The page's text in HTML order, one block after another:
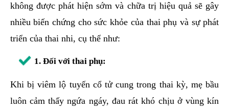
không được phát hiện sớm và chữa trị hiệu quả sẽ gây
nhiều biến chứng cho sức khỏe của thai phụ và sự phát
triển của thai nhi, cụ thể như:
1. Đối với thai phụ:
Khi bị viêm lộ tuyến cổ tử cung trong thai kỳ, mẹ bầu
luôn cảm thấy ngứa ngáy, đau rát khó chịu ở vùng kín